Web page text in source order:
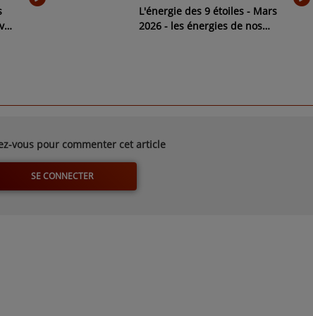
L'énergie des 9 étoiles - Mars
2026 - les énergies de nos
vous pour commenter cet article
SE CONNECTER